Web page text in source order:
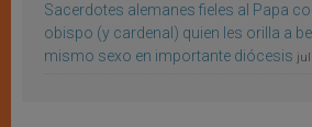
Sacerdotes alemanes fieles al Papa
obispo (y cardenal) quien les orilla a
mismo sexo en importante diócesis